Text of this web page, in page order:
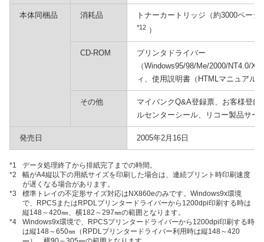
本体同梱品 消耗品 トナーカートリッジ（約3000ペー
*12 ）
CD-ROM
プリンタドライバー
（Windows95/98/Me/2000/NT4.0/
ィ、使用説明書（HTMLマニュアル）
その他
マイバンクQ&A登録票、お客様登
ルセンターシール、リコー製品サー
発売日 2005年2月16日
*1
データ処理終了から排紙完了までの時間。
*2
幅がA4縦以下の用紙サイズを印刷した場合は、連続プリント時印刷速度
が遅くなる場合があります。
*3
標準トレイの不定形サイズ対応はNX860eのみです。Windows9x環境
で、RPCSまたはRPDLプリンタードライバーから1200dpi印刷する時は
縦148～420㎜、横182～297㎜の範囲となります。
*4
Windows9x環境で、RPCSプリンタードライバーから1200dpi印刷する時
は縦148～650㎜（RPDLプリンタードライバー利用時は縦148～420